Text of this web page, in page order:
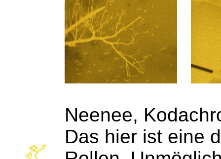
Neenee,
Das hier ist eine